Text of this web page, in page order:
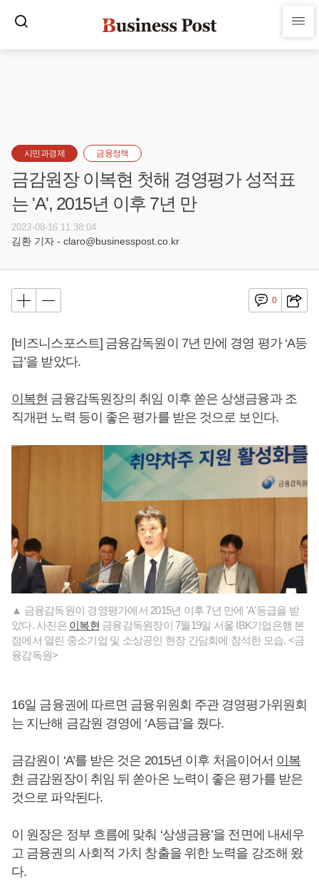
시민과경제 금융정책
금감원장 이복현 첫해 경영평가 성적표
는 'A', 2015년 이후 7년 만
2023-08-16 11:38:04
김환 기자 - claro@businesspost.co.kr
0
[비즈니스포스트] 금융감독원이 7년 만에 경영 평가 ‘A등
급’을 받았다.
이복현 금융감독원장의 취임 이후 쏟은 상생금융과 조
직개편 노력 등이 좋은 평가를 받은 것으로 보인다.
▲ 금융감독원이 경영평가에서 2015년 이후 7년 만에 'A'등급을 받
았다. 사진은 이복현 금융감독원장이 7월19일 서울 IBK기업은행 본
점에서 열린 중소기업 및 소상공인 현장 간담회에 참석한 모습. <금
융감독원>
16일 금융권에 따르면 금융위원회 주관 경영평가위원회
는 지난해 금감원 경영에 ‘A등급’을 줬다.
금감원이 ‘A’를 받은 것은 2015년 이후 처음이어서 이복
현 금감원장이 취임 뒤 쏟아온 노력이 좋은 평가를 받은
것으로 파악된다.
이 원장은 정부 흐름에 맞춰 ‘상생금융’을 전면에 내세우
고 금융권의 사회적 가치 창출을 위한 노력을 강조해 왔
다.